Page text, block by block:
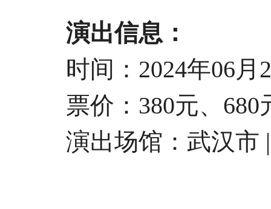
演出信息：
时间：2024年06月
票价：380元、680
演出场馆：武汉市